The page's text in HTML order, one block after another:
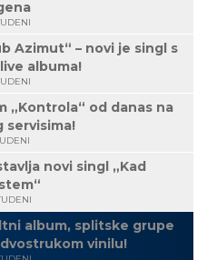
Azimut“ – novi je singl s
albuma!
„Kontrola“ od danas na
servisima!
novi singl „Kad
album, splitske grupe
vinilu!